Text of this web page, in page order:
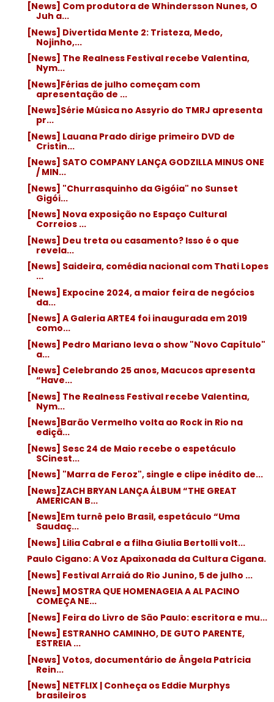
[News] Com produtora de Whindersson Nunes, O
Juh a...
[News] Divertida Mente 2: Tristeza, Medo,
Nojinho,...
[News] The Realness Festival recebe Valentina,
Nym...
[News]Férias de julho começam com
apresentação de ...
[News]Série Música no Assyrio do TMRJ apresenta
pr...
[News] Lauana Prado dirige primeiro DVD de
Cristin...
[News] SATO COMPANY LANÇA GODZILLA MINUS ONE
/ MIN...
[News] "Churrasquinho da Gigóia" no Sunset
Gigói...
[News] Nova exposição no Espaço Cultural
Correios ...
[News] Deu treta ou casamento? Isso é o que
revela...
[News] Saideira, comédia nacional com Thati Lopes
...
[News] Expocine 2024, a maior feira de negócios
da...
[News] A Galeria ARTE4 foi inaugurada em 2019
como...
[News] Pedro Mariano leva o show "Novo Capítulo"
a...
[News] Celebrando 25 anos, Macucos apresenta
“Have...
[News] The Realness Festival recebe Valentina,
Nym...
[News]Barão Vermelho volta ao Rock in Rio na
ediçã...
[News] Sesc 24 de Maio recebe o espetáculo
SCinest...
[News] "Marra de Feroz", single e clipe inédito de...
[News]ZACH BRYAN LANÇA ÁLBUM “THE GREAT
AMERICAN B...
[News]Em turnê pelo Brasil, espetáculo “Uma
Saudaç...
[News] Lilia Cabral e a filha Giulia Bertolli volt...
Paulo Cigano: A Voz Apaixonada da Cultura Cigana.
[News] Festival Arraiá do Rio Junino, 5 de julho ...
[News] MOSTRA QUE HOMENAGEIA A AL PACINO
COMEÇA NE...
[News] Feira do Livro de São Paulo: escritora e mu...
[News] ESTRANHO CAMINHO, DE GUTO PARENTE,
ESTREIA ...
[News] Votos, documentário de Ângela Patrícia
Rein...
[News] NETFLIX | Conheça os Eddie Murphys
brasileiros